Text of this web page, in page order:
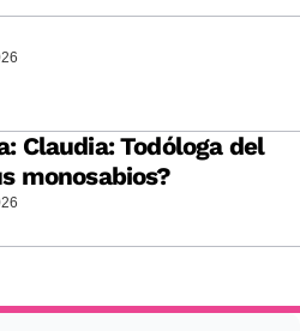
Claudia: Todóloga del
monosabios?